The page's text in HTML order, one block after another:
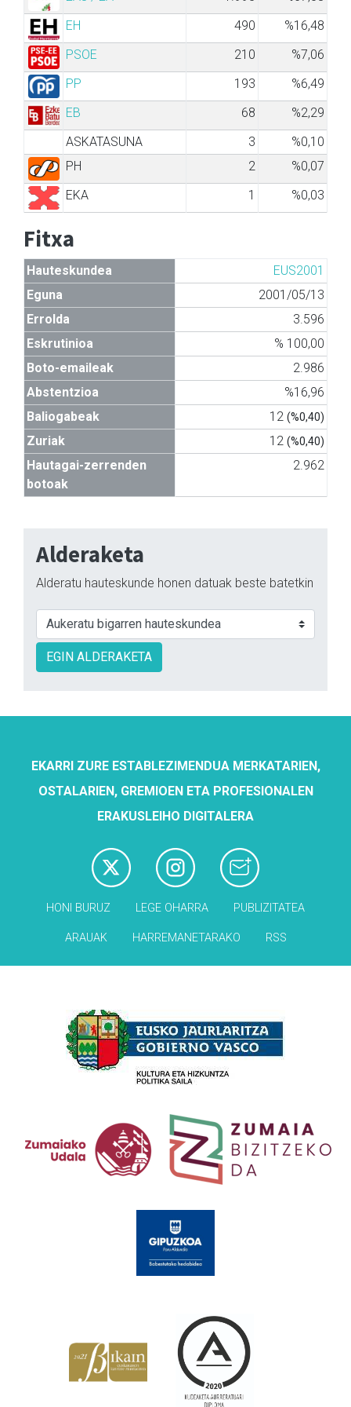
EH
490
%16,48
PSOE
210
%7,06
PP
193
%6,49
EB
68
%2,29
ASKATASUNA
3
%0,10
PH
2
%0,07
EKA
1 %0,03
Fitxa
Hauteskundea
EUS2001
Eguna
2001/05/13
Errolda
3.596
Eskrutinioa
% 100,00
Boto-emaileak
2.986
Abstentzioa
%16,96
Baliogabeak
12 (%0,40)
Zuriak 12 (%0,40)
Hautagai-zerrenden
botoak
2.962
Alderaketa
Alderatu hauteskunde honen datuak beste batetkin
EGIN ALDERAKETA
EKARRI ZURE ESTABLEZIMENDUA MERKATARIEN,
OSTALARIEN, GREMIOEN ETA PROFESIONALEN
ERAKUSLEIHO DIGITALERA
HONI BURUZ LEGE OHARRA PUBLIZITATEA
ARAUAK HARREMANETARAKO RSS